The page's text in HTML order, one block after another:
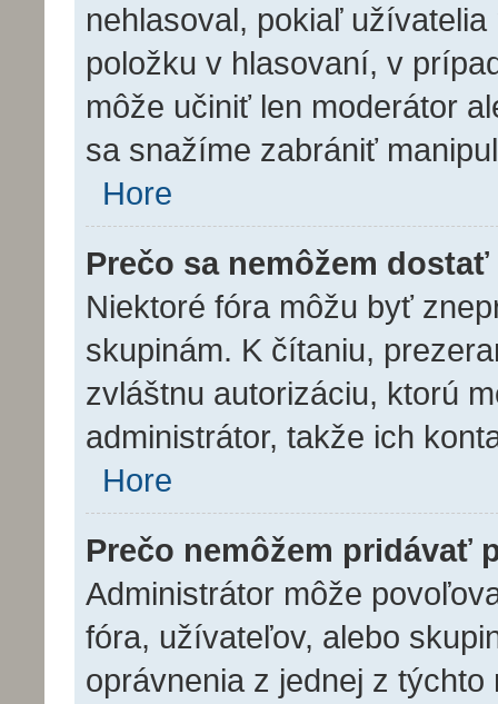
nehlasoval, pokiaľ
položku v hlasovaní, v
môže učiniť len moderátor
sa snažíme zabrániť
Hore
Prečo sa nemôžem
Niektoré fóra môžu byť
skupinám. K čítaniu,
zvláštnu autorizáciu, ktorú
administrátor, takže ich
Hore
Prečo nemôžem pridávať
Administrátor môže
fóra, užívateľov, alebo
oprávnenia z jednej z